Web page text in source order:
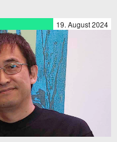
19. August 2024